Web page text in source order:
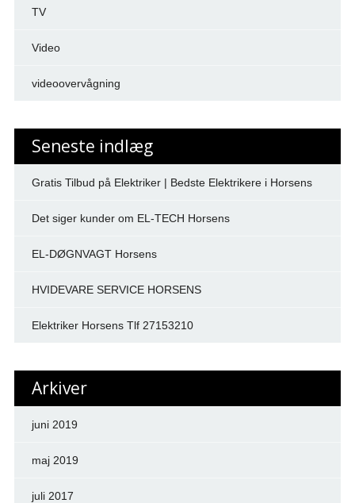
TV
Video
videoovervågning
Seneste indlæg
Gratis Tilbud på Elektriker | Bedste Elektrikere i Horsens
Det siger kunder om EL-TECH Horsens
EL-DØGNVAGT Horsens
HVIDEVARE SERVICE HORSENS
Elektriker Horsens Tlf 27153210
Arkiver
juni 2019
maj 2019
juli 2017